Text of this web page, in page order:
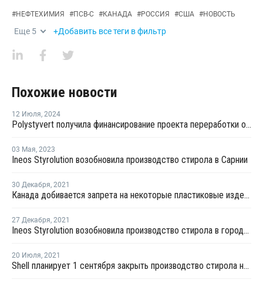
#НЕФТЕХИМИЯ #ПСВ-С #КАНАДА #РОССИЯ #США #НОВОСТЬ
Еще 5 +Добавить все теги в фильтр
Похожие новости
12 Июля, 2024
Polystyvert получила финансирование проекта переработки отходов из ПС
03 Мая, 2023
Ineos Styrolution возобновила производство стирола в Сарнии
30 Декабря, 2021
Канада добивается запрета на некоторые пластиковые изделия к концу 2022 года
27 Декабря, 2021
Ineos Styrolution возобновила производство стирола в городе Сарния
20 Июля, 2021
Shell планирует 1 сентября закрыть производство стирола на плановый ремонт в Канаде